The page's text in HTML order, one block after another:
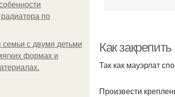
по
семьи с двумя детьми
формах и
Как
Так как мауэрлат
Произвести